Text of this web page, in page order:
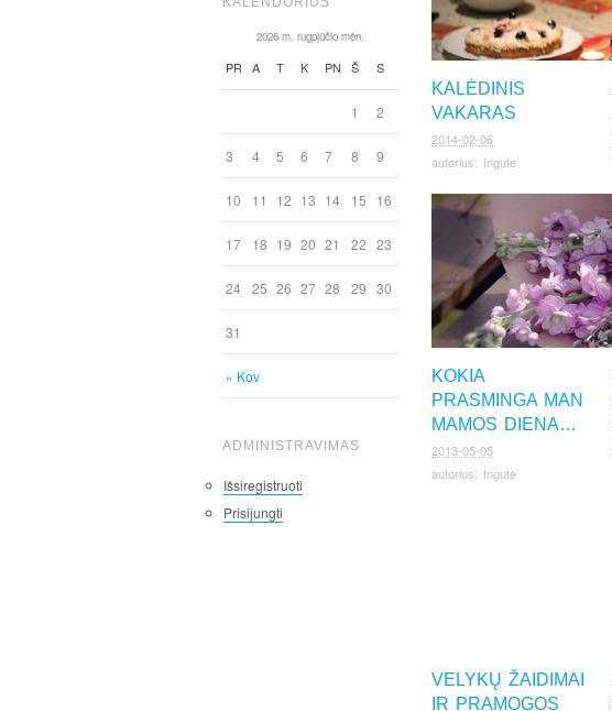
2026 m. rugpjūčio mėn.
PR A T K PN Š S
« Kov
1 2
3 4 5 6 7 8 9
10 11 12 13 14 15 16
17 18 19 20 21 22 23
24 25 26 27 28 29 30
31
ADMINISTRAVIMAS
Išsiregistruoti
Prisijungti
KALĖDINIS
VAKARAS
2014-02-06
autorius: Ingute
KOKIA
PRASMINGA MAN
MAMOS DIENA…
2013-05-05
autorius: Ingute
VELYKŲ ŽAIDIMAI
IR PRAMOGOS